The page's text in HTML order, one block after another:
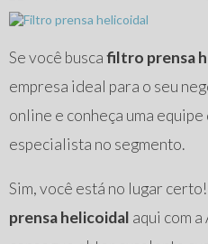
Se você buscafiltro prensa
empresa ideal para o seu
online e conheça uma
especialista no segmento.
Sim, você está no lugar
prensa helicoidal aqui com